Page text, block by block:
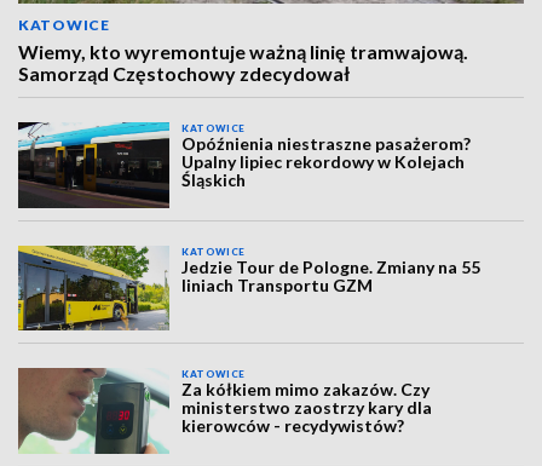
KATOWICE
Wiemy, kto wyremontuje ważną linię tramwajową.
Samorząd Częstochowy zdecydował
KATOWICE
Opóźnienia niestraszne pasażerom?
Upalny lipiec rekordowy w Kolejach
Śląskich
KATOWICE
Jedzie Tour de Pologne. Zmiany na 55
liniach Transportu GZM
KATOWICE
Za kółkiem mimo zakazów. Czy
ministerstwo zaostrzy kary dla
kierowców - recydywistów?